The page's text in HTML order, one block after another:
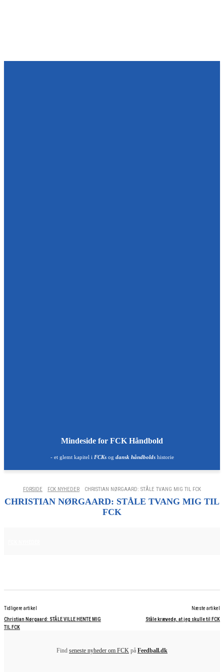
Mindeside for FCK Håndbold
- et glemt kapitel i FCKsog dansk håndboldshistorie
FORSIDE FCK NYHEDER CHRISTIAN NØRGAARD: STÅLE TVANG MIG TIL FCK
CHRISTIAN NØRGAARD: STÅLE TVANG MIG TIL
FCK
Tidligere artikel
Christian Nørgaard: STÅLE VILLE HENTE MIG
TIL FCK
Næste artikel
Ståle krævede, at jeg skulle til FCK
Find seneste nyheder om FCK på Feedball.dk